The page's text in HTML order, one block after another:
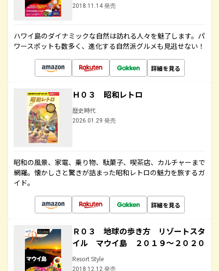
2018.11.14 発売
ハワイ島のダイナミックな自然は訪れる人々を魅了します。パ
ワースポットも数多く、進化する自然派グルメも見逃せない！
詳細を見る
Ｈ０３ 昭和レトロ
歴史時代
2026.01.29 発売
昭和の風景、家電、乗り物、駄菓子、喫茶店、カルチャーまで
網羅。懐かしさと驚きが詰まった昭和レトロの魅力を旅するガ
イド。
詳細を見る
Ｒ０３ 地球の歩き方 リゾートスタ
イル マウイ島 ２０１９～２０２０
Resort Style
2018.12.12 発売